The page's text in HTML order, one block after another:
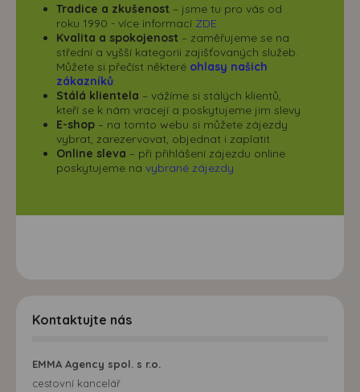
Tradice a zkušenost – jsme tu pro vás od
roku 1990 - více informací ZDE
Kvalita a spokojenost – zaměřujeme se na
střední a vyšší kategorii zajišťovaných služeb.
Můžete si přečíst některé ohlasy našich
zákazníků
Stálá klientela – vážíme si stálých klientů,
kteří se k nám vracejí a poskytujeme jim slevy
E-shop – na tomto webu si můžete zájezdy
vybrat, zarezervovat, objednat i zaplatit
Online sleva – při přihlášení zájezdu online
poskytujeme na vybrané zájezdy
Kontaktujte nás
EMMA Agency spol. s r.o.
cestovní kancelář